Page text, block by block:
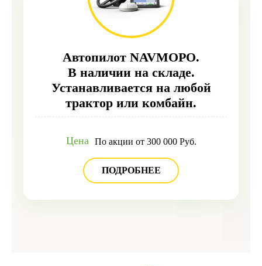
Автопилот NAVMOPO.
В наличии на складе.
Устанавливается на любой
трактор или комбайн.
Цена По акции от 300 000 Руб.
ПОДРОБНЕЕ